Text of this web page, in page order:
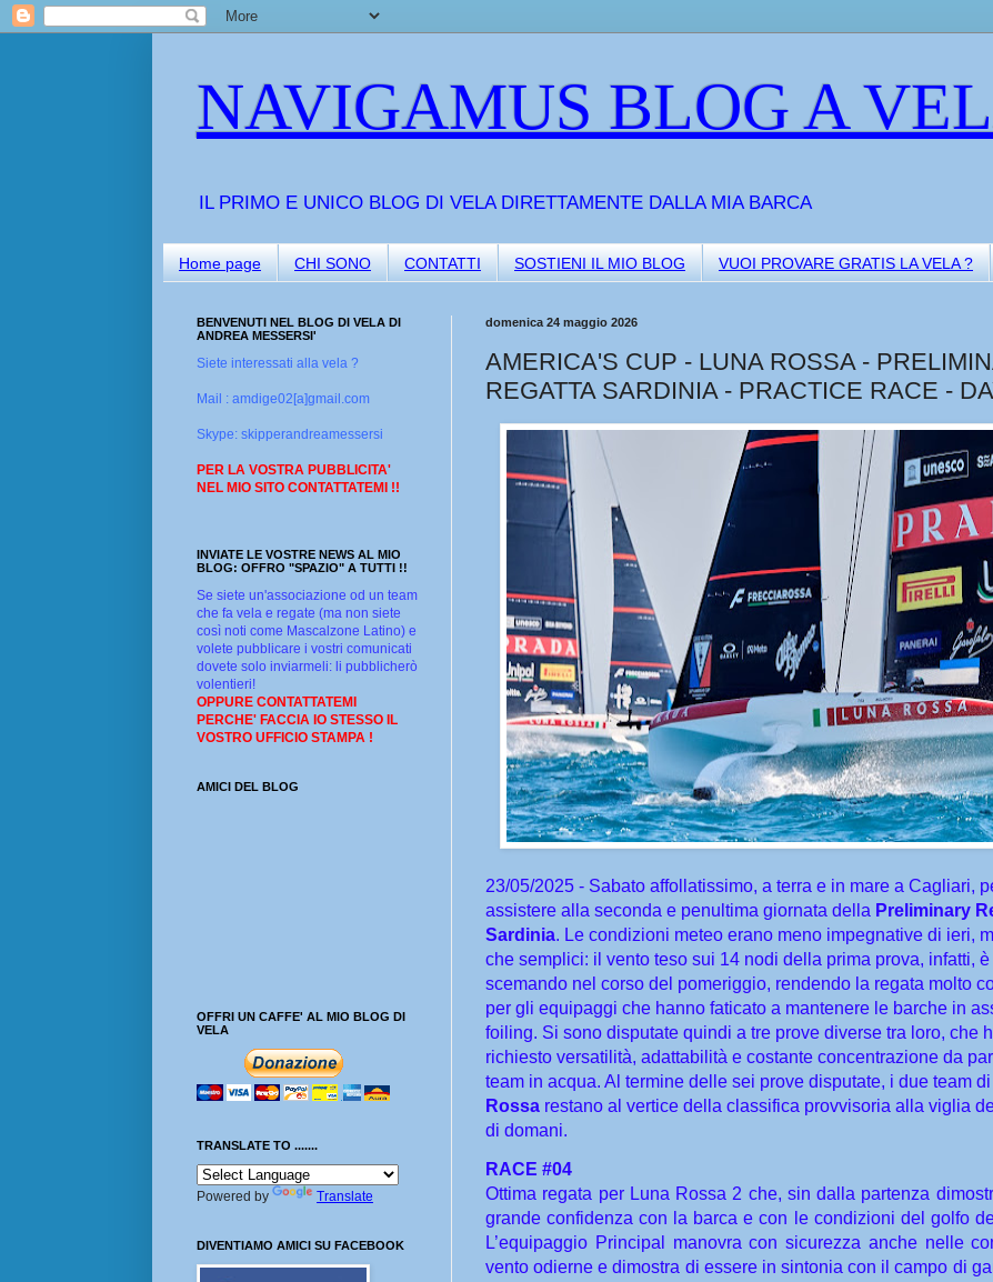
NAVIGAMUS BLOG A
IL PRIMO E UNICO BLOG DI VELA DIRETTAMENTE DALLA MIA BARCA
Home page CHI SONO CONTATTI SOSTIENI IL MIO BLOG VUOI PROVARE GRATIS LA VELA ?
domenica 24 maggio 2026
AMERICA'S CUP - LUNA ROSSA -
REGATTA SARDINIA - PRACTICE RACE -
23/05/2025 - Sabato affollatissimo, a terra e in mare a Cagliari,
assistere alla seconda e penultima giornata della Preliminary
Sardinia. Le condizioni meteo erano meno impegnative di ieri,
che semplici: il vento teso sui 14 nodi della prima prova, infatti,
scemando nel corso del pomeriggio, rendendo la regata molto
per gli equipaggi che hanno faticato a mantenere le barche in
foiling. Si sono disputate quindi a tre prove diverse tra loro, che
richiesto versatilità, adattabilità e costante concentrazione da
team in acqua. Al termine delle sei prove disputate, i due team di
Rossa restano al vertice della classifica provvisoria alla viglia
di domani.
RACE #04
Ottima regata per Luna Rossa 2 che, sin dalla partenza
grande confidenza con la barca e con le condizioni del golfo
L’equipaggio Principal manovra con sicurezza anche nelle
vento odierne e dimostra di essere in sintonia con il campo di
BENVENUTI NEL BLOG DI VELA DI
ANDREA MESSERSI'
Siete interessati alla vela ?
Mail : amdige02[a]gmail.com
Skype: skipperandreamessersi
PER LA VOSTRA PUBBLICITA'
NEL MIO SITO CONTATTATEMI !!
INVIATE LE VOSTRE NEWS AL MIO
BLOG: OFFRO "SPAZIO" A TUTTI !!
Se siete un'associazione od un team
che fa vela e regate (ma non siete
così noti come Mascalzone Latino) e
volete pubblicare i vostri comunicati
dovete solo inviarmeli: li pubblicherò
volentieri!
OPPURE CONTATTATEMI
PERCHE' FACCIA IO STESSO IL
VOSTRO UFFICIO STAMPA !
AMICI DEL BLOG
OFFRI UN CAFFE' AL MIO BLOG DI
VELA
TRANSLATE TO .......
Powered by Translate
DIVENTIAMO AMICI SU FACEBOOK